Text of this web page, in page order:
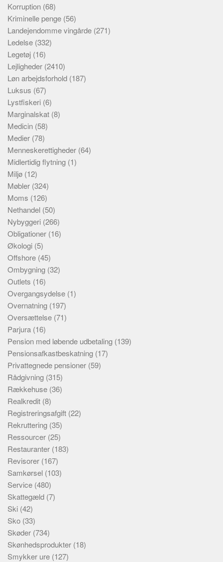
Korruption (68)
Kriminelle penge (56)
Landejendomme vingårde (271)
Ledelse (332)
Legetøj (16)
Lejligheder (2410)
Løn arbejdsforhold (187)
Luksus (67)
Lystfiskeri (6)
Marginalskat (8)
Medicin (58)
Medier (78)
Menneskerettigheder (64)
Midlertidig flytning (1)
Miljø (12)
Møbler (324)
Moms (126)
Nethandel (50)
Nybyggeri (266)
Obligationer (16)
Økologi (5)
Offshore (45)
Ombygning (32)
Outlets (16)
Overgangsydelse (1)
Overnatning (197)
Oversættelse (71)
Parjura (16)
Pension med løbende udbetaling (139)
Pensionsafkastbeskatning (17)
Privattegnede pensioner (59)
Rådgivning (315)
Rækkehuse (36)
Realkredit (8)
Registreringsafgift (22)
Rekruttering (35)
Ressourcer (25)
Restauranter (183)
Revisorer (167)
Samkørsel (103)
Service (480)
Skattegæld (7)
Ski (42)
Sko (33)
Skøder (734)
Skønhedsprodukter (18)
Smykker ure (127)